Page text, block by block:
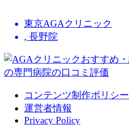
東京AGAクリニック
, 長野院
コンテンツ制作ポリシー
運営者情報
Privacy Policy